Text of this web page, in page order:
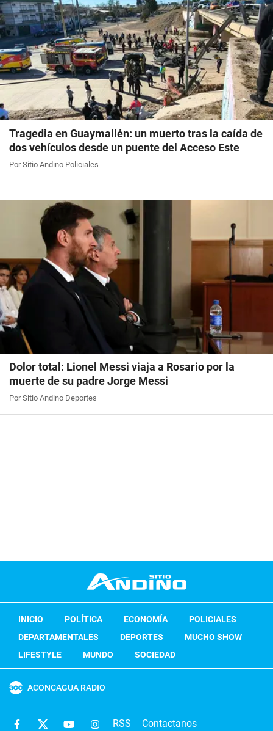
Tragedia en Guaymallén: un muerto tras la caída de
dos vehículos desde un puente del Acceso Este
Por Sitio Andino Policiales
Dolor total: Lionel Messi viaja a Rosario por la
muerte de su padre Jorge Messi
Por Sitio Andino Deportes
INICIO POLÍTICA ECONOMÍA
POLICIALES
DEPARTAMENTALES
DEPORTES
MUCHO SHOW
LIFESTYLE
MUNDO SOCIEDAD
ACONCAGUA RADIO
RSS Contactanos